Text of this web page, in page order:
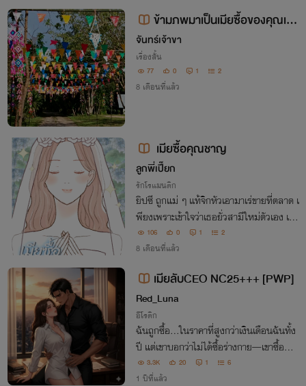
ข้ามภพมาเป็นเมียซื้อของคุณเจ้า
ขุน
จันทร์​เจ้า​ขา
เรื่องสั้น
77 0 1 2
8 เดือนที่แล้ว
เมียซื้อคุณชาญ
ลูกพี่เปี๊ยก
รักโรแมนติก
ยิปซี ถูกแม่ ๆ แท้จิกหัวเอามาเร่ขายที่ตลาด เ
พียงเพราะเข้าใจว่าเธอยั่วสามีใหม่ตัวเอง เธอ
ถูกประมูลอย่างกับสิ่งของที่ได้ราคาแสนแพง
แต่มันกลับดูไร้ค่าในสายตาตัวเอง แต่ ชัยชา
106 0 1 2
8 เดือนที่แล้ว
เมียลับCEO NC25+++ [PWP]
Red_Luna
อีโรติก
ฉันถูกซื้อ...ในราคาที่สูงกว่าเงินเดือนฉันทั้ง
ปี แต่เขาบอกว่าไม่ได้ซื้อร่างกาย—เขาซื้อทั้งชี
วิต 3.3K 20 1 6
1 ปีที่แล้ว